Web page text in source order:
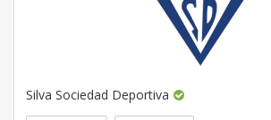
Silva Sociedad Deportiva